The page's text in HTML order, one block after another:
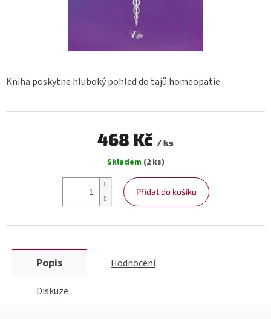
Kniha poskytne hluboký pohled do tajů homeopatie.
468 Kč / ks
cena:
Skladem (2 ks)
Přidat do košíku
Popis Hodnocení
Diskuze